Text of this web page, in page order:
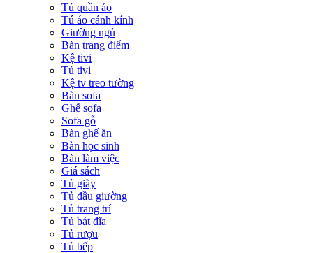
Tủ quần áo
Tú áo cánh kính
Giường ngủ
Bàn trang điểm
Kệ tivi
Tủ tivi
Kệ tv treo tường
Bàn sofa
Ghế sofa
Sofa gỗ
Bàn ghế ăn
Bàn học sinh
Bàn làm việc
Giá sách
Tủ giày
Tủ đầu giường
Tủ trang trí
Tủ bát đĩa
Tủ rượu
Tủ bếp